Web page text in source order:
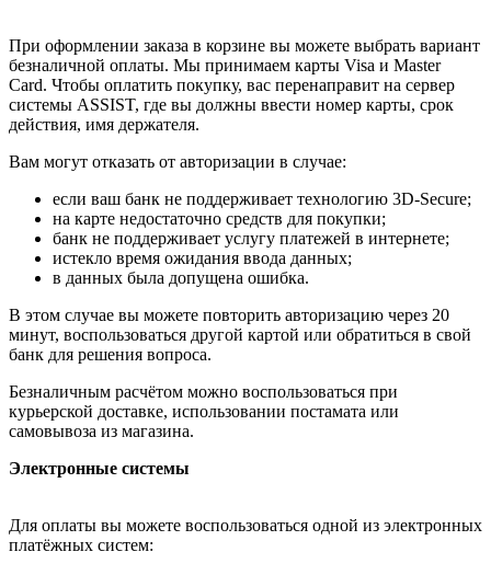
При оформлении заказа в корзине вы можете выбрать вариант
безналичной оплаты. Мы принимаем карты Visa и Master
Card. Чтобы оплатить покупку, вас перенаправит на сервер
системы ASSIST, где вы должны ввести номер карты, срок
действия, имя держателя.
Вам могут отказать от авторизации в случае:
если ваш банк не поддерживает технологию 3D-Secure;
на карте недостаточно средств для покупки;
банк не поддерживает услугу платежей в интернете;
истекло время ожидания ввода данных;
в данных была допущена ошибка.
В этом случае вы можете повторить авторизацию через 20
минут, воспользоваться другой картой или обратиться в свой
банк для решения вопроса.
Безналичным расчётом можно воспользоваться при
курьерской доставке, использовании постамата или
самовывоза из магазина.
Электронные системы
Для оплаты вы можете воспользоваться одной из электронных
платёжных систем: